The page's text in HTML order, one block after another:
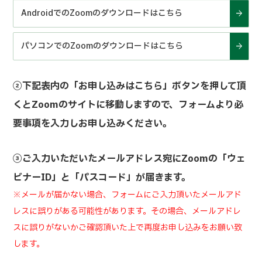
AndroidでのZoomのダウンロードはこちら
パソコンでのZoomのダウンロードはこちら
②下記表内の「お申し込みはこちら」ボタンを押して頂
くとZoomのサイトに移動しますので、フォームより必
要事項を入力しお申し込みください。
③ご入力いただいたメールアドレス宛にZoomの「ウェ
ビナーID」と「パスコード」が届きます。
※メールが届かない場合、フォームにご入力頂いたメールアド
レスに誤りがある可能性があります。その場合、メールアドレ
スに誤りがないかご確認頂いた上で再度お申し込みをお願い致
します。